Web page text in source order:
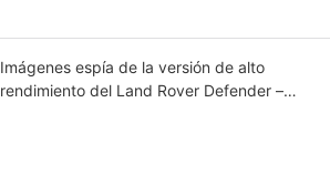
Imágenes espía de la versión de alto
rendimiento del Land Rover Defender –